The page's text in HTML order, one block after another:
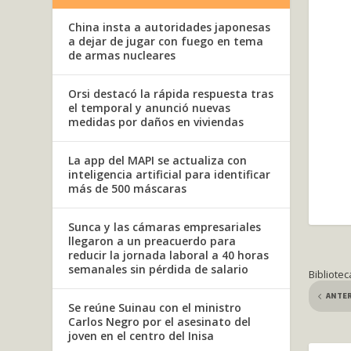
China insta a autoridades japonesas
a dejar de jugar con fuego en tema
de armas nucleares
Orsi destacó la rápida respuesta tras
el temporal y anunció nuevas
medidas por daños en viviendas
La app del MAPI se actualiza con
inteligencia artificial para identificar
más de 500 máscaras
Sunca y las cámaras empresariales
llegaron a un preacuerdo para
reducir la jornada laboral a 40 horas
semanales sin pérdida de salario
Se reúne Suinau con el ministro
Carlos Negro por el asesinato del
joven en el centro del Inisa